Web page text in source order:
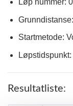
Løp nummer:
Startmetode:
Resultatliste: